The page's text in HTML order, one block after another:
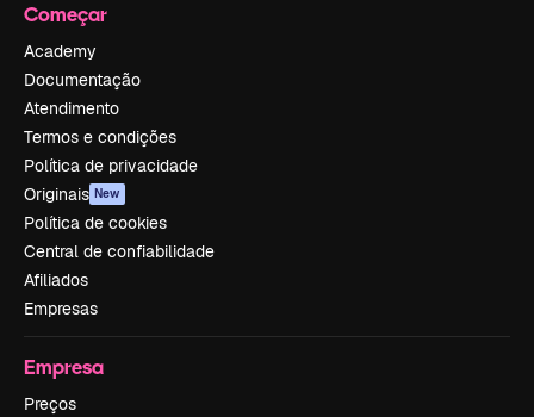
Começar
Academy
Documentação
Atendimento
Termos e condições
Política de privacidade
Originais New
Política de cookies
Central de confiabilidade
Afiliados
Empresas
Empresa
Preços